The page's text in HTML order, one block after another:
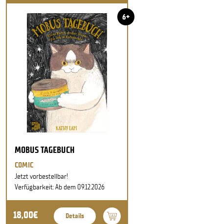
6+
MOBUS TAGEBUCH
COMIC
Jetzt vorbestellbar!
Verfügbarkeit: Ab dem 09.12.2026
18,00€ Details